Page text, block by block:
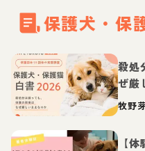
保護犬・保
殺処
ぜ厳
体の
牧野
【